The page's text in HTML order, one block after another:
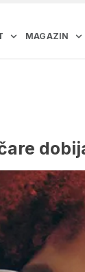
MAGAZIN